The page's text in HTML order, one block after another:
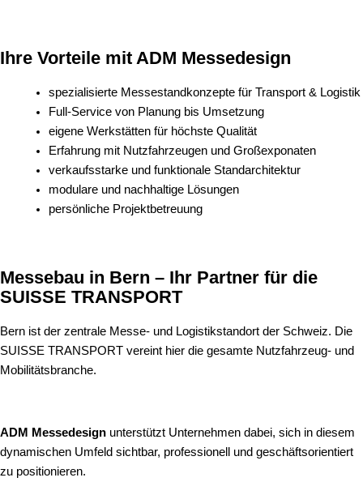
Ihre Vorteile mit ADM Messedesign
spezialisierte Messestandkonzepte für Transport & Logistik
Full-Service von Planung bis Umsetzung
eigene Werkstätten für höchste Qualität
Erfahrung mit Nutzfahrzeugen und Großexponaten
verkaufsstarke und funktionale Standarchitektur
modulare und nachhaltige Lösungen
persönliche Projektbetreuung
Messebau in Bern – Ihr Partner für die
SUISSE TRANSPORT
Bern ist der zentrale Messe- und Logistikstandort der Schweiz. Die
SUISSE TRANSPORT vereint hier die gesamte Nutzfahrzeug- und
Mobilitätsbranche.
ADM Messedesign unterstützt Unternehmen dabei, sich in diesem
dynamischen Umfeld sichtbar, professionell und geschäftsorientiert
zu positionieren.